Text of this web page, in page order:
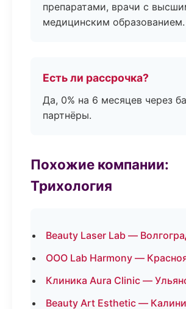
препаратами, врачи с
медицинским образованием.
Есть ли рассрочка?
Да, 0% на 6 месяцев через
партнёры.
Похожие компании:
Трихология
Beauty Laser Lab —
ООО Lab Harmony —
Клиника Aura Clinic —
Beauty Art Esthetic —